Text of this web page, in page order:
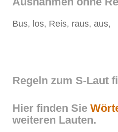
Bus, los, Reis, raus, aus,
Regeln zum S-Laut
Hier finden Sie
weiteren Lauten.